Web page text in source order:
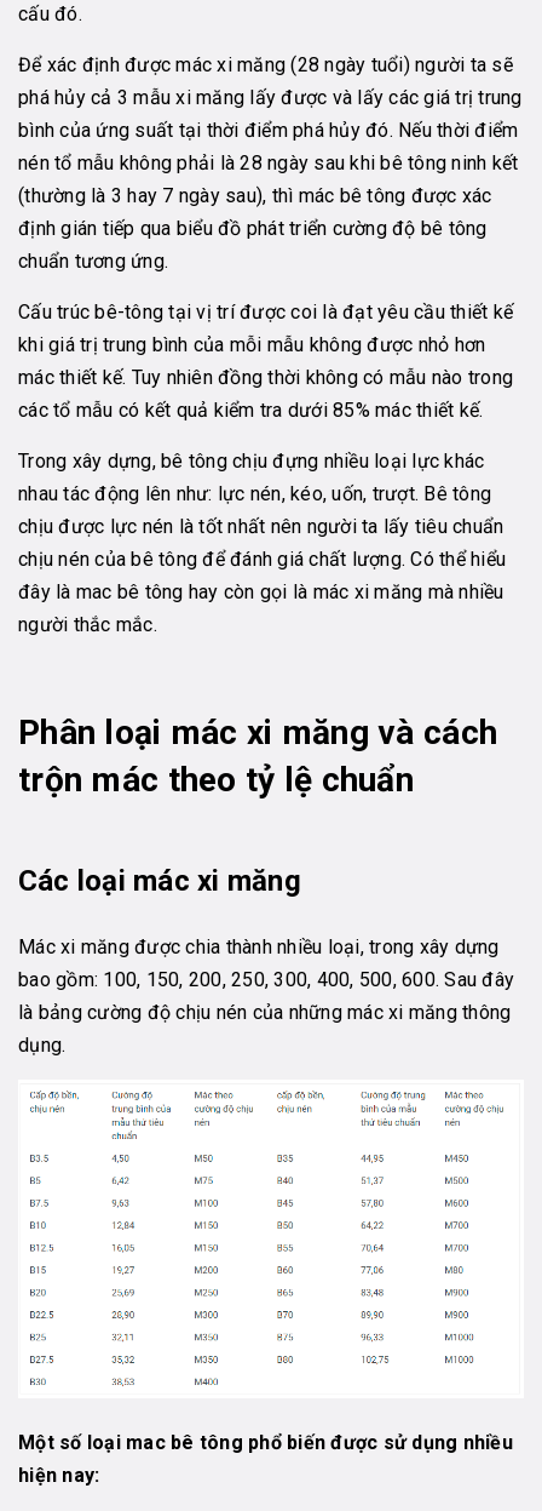
cấu đó.
Để xác định được mác xi măng (28 ngày tuổi) người ta sẽ
phá hủy cả 3 mẫu xi măng lấy được và lấy các giá trị trung
bình của ứng suất tại thời điểm phá hủy đó. Nếu thời điểm
nén tổ mẫu không phải là 28 ngày sau khi bê tông ninh kết
(thường là 3 hay 7 ngày sau), thì mác bê tông được xác
định gián tiếp qua biểu đồ phát triển cường độ bê tông
chuẩn tương ứng.
Cấu trúc bê-tông tại vị trí được coi là đạt yêu cầu thiết kế
khi giá trị trung bình của mỗi mẫu không được nhỏ hơn
mác thiết kế. Tuy nhiên đồng thời không có mẫu nào trong
các tổ mẫu có kết quả kiểm tra dưới 85% mác thiết kế.
Trong xây dựng, bê tông chịu đựng nhiều loại lực khác
nhau tác động lên như: lực nén, kéo, uốn, trượt. Bê tông
chịu được lực nén là tốt nhất nên người ta lấy tiêu chuẩn
chịu nén của bê tông để đánh giá chất lượng. Có thể hiểu
đây là mac bê tông hay còn gọi là mác xi măng mà nhiều
người thắc mắc.
Phân loại mác xi măng và cách
trộn mác theo tỷ lệ chuẩn
Các loại mác xi măng
Mác xi măng được chia thành nhiều loại, trong xây dựng
bao gồm: 100, 150, 200, 250, 300, 400, 500, 600. Sau đây
là bảng cường độ chịu nén của những mác xi măng thông
dụng.
Một số loại mac bê tông phổ biến được sử dụng nhiều
hiện nay: